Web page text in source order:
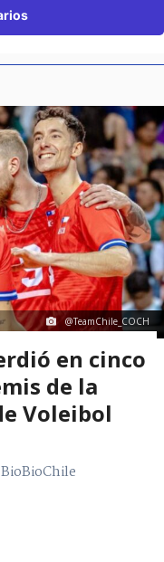
@TeamChile_COCH
en cinco
de la
Voleibol